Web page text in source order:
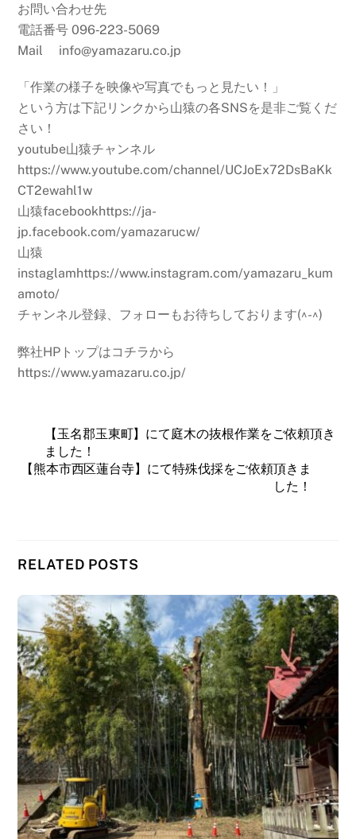
お問い合わせ先
電話番号 096‐223-5069
Mail info@yamazaru.co.jp
「作業の様子を映像や写真でもっと見たい！」
という方は下記リンクから山猿の各SNSを是非ご覧くだ
さい！
youtube山猿チャンネル
https://www.youtube.com/channel/UCJoEx72DsBaKk
CT2ewahl1w
山猿facebookhttps://ja-
jp.facebook.com/yamazarucw/
山猿
instaglamhttps://www.instagram.com/yamazaru_kum
amoto/
チャンネル登録、フォローもお待ちしております(^-^)
弊社HPトップはコチラから
https://www.yamazaru.co.jp/
【玉名郡玉東町】にて庭木の抜根作業をご依頼頂き
ました！
【熊本市西区蓮台寺】にて特殊伐採をご依頼頂きま
した！
RELATED POSTS